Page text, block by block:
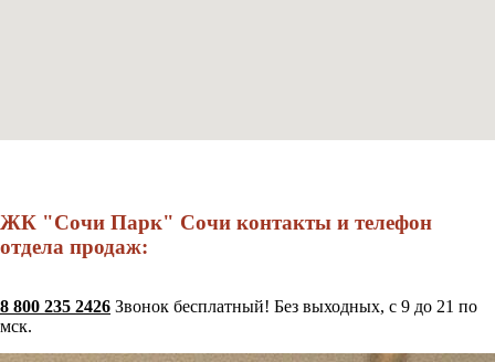
ЖК "Сочи Парк" Сочи контакты и телефон
отдела продаж:
8 800 235 2426 Звонок бесплатный! Без выходных, с 9 до 21 по
мск.